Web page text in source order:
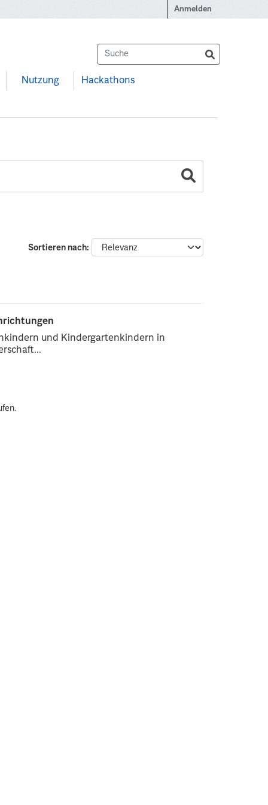
Anmelden
Nutzung Hackathons
Sortieren nach
und Kindergartenkindern in